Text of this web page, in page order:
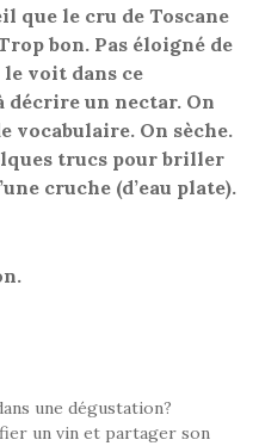
que le cru de Toscane
bon. Pas éloigné de
le voit dans ce
décrire un nectar. On
vocabulaire. On sèche.
trucs pour briller
cruche (d’eau plate).
une dégustation?
un vin et partager son